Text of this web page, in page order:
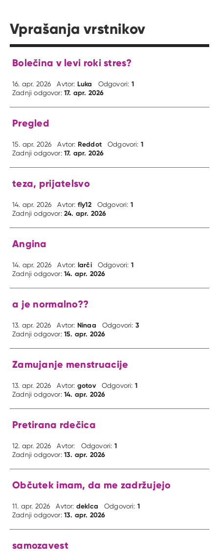
Vprašanja vrstnikov
Bolečina v levi roki stres?
16. apr. 2026 Avtor: Luka Odgovori: 1
Zadnji odgovor:17. apr. 2026
Pregled
15. apr. 2026 Avtor: Reddot Odgovori: 1
Zadnji odgovor:17. apr. 2026
teza, prijatelsvo
14. apr. 2026 Avtor: fly12 Odgovori: 1
Zadnji odgovor:24. apr. 2026
Angina
14. apr. 2026 Avtor: larči Odgovori: 1
Zadnji odgovor:14. apr. 2026
a je normalno??
13. apr. 2026 Avtor: Ninaa Odgovori: 3
Zadnji odgovor:15. apr. 2026
Zamujanje menstruacije
13. apr. 2026 Avtor: gotov Odgovori: 1
Zadnji odgovor:14. apr. 2026
Pretirana rdečica
12. apr. 2026 Avtor: Odgovori: 1
Zadnji odgovor:13. apr. 2026
Občutek imam, da me zadržujejo
11. apr. 2026 Avtor: deklca Odgovori: 1
Zadnji odgovor:13. apr. 2026
samozavest